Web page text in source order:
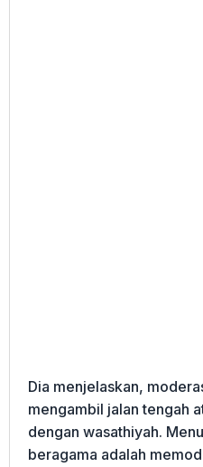
Dia menjelaskan,
mengambil jalan tengah
dengan wasathiyah.
beragama adalah